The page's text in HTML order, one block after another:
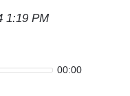
1:19 PM
00:00